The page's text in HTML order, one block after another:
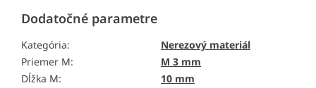
Dodatočné parametre
Kategória:
Nerezový materiál
Priemer M:
M 3 mm
Dĺžka M:
10 mm